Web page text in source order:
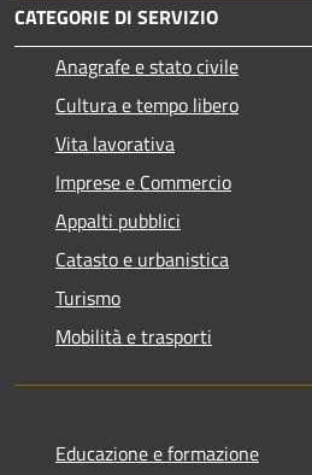
CATEGORIE DI SERVIZIO
Anagrafe e stato civile
Cultura e tempo libero
Vita lavorativa
Imprese e Commercio
Appalti pubblici
Catasto e urbanistica
Turismo
Mobilità e trasporti
Educazione e formazione